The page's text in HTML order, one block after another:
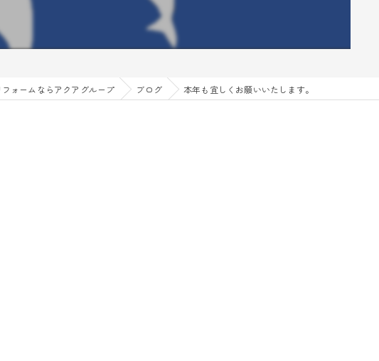
ォームならアクアグループ ブログ 本年も宜しくお願いいたします。